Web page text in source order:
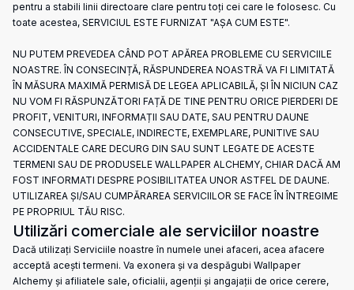
pentru a stabili linii directoare clare pentru toți cei care le folosesc. Cu
toate acestea, SERVICIUL ESTE FURNIZAT "AȘA CUM ESTE".
NU PUTEM PREVEDEA CÂND POT APĂREA PROBLEME CU SERVICIILE
NOASTRE. ÎN CONSECINȚĂ, RĂSPUNDEREA NOASTRĂ VA FI LIMITATĂ
ÎN MĂSURA MAXIMĂ PERMISĂ DE LEGEA APLICABILĂ, ȘI ÎN NICIUN CAZ
NU VOM FI RĂSPUNZĂTORI FAȚĂ DE TINE PENTRU ORICE PIERDERI DE
PROFIT, VENITURI, INFORMAȚII SAU DATE, SAU PENTRU DAUNE
CONSECUTIVE, SPECIALE, INDIRECTE, EXEMPLARE, PUNITIVE SAU
ACCIDENTALE CARE DECURG DIN SAU SUNT LEGATE DE ACESTE
TERMENI SAU DE PRODUSELE WALLPAPER ALCHEMY, CHIAR DACĂ AM
FOST INFORMATI DESPRE POSIBILITATEA UNOR ASTFEL DE DAUNE.
UTILIZAREA ȘI/SAU CUMPĂRAREA SERVICIILOR SE FACE ÎN ÎNTREGIME
PE PROPRIUL TĂU RISC.
Utilizări comerciale ale serviciilor noastre
Dacă utilizați Serviciile noastre în numele unei afaceri, acea afacere
acceptă acești termeni. Va exonera și va despăgubi Wallpaper
Alchemy și afiliatele sale, oficialii, agenții și angajații de orice cerere,